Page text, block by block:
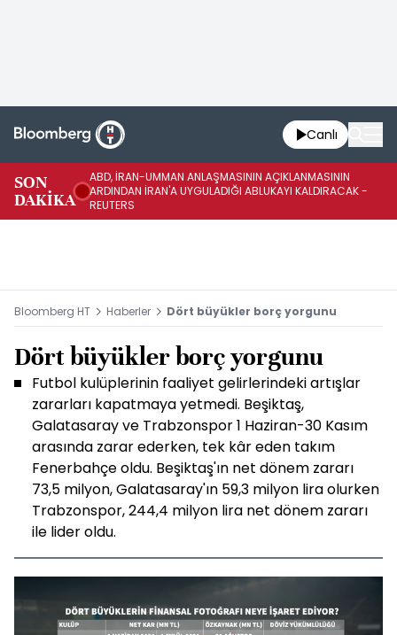
Canlı
SON
DAKİKA
ABD, İRAN-UMMAN ANLAŞMASININ AÇIKLANMASININ
ARDINDAN İRAN'A UYGULADIĞI ABLUKAYI KALDIRACAK -
REUTERS
Bloomberg HT Haberler Dört büyükler borç yorgunu
Dört büyükler borç yorgunu
Futbol kulüplerinin faaliyet gelirlerindeki artışlar
zararları kapatmaya yetmedi. Beşiktaş,
Galatasaray ve Trabzonspor 1 Haziran-30 Kasım
arasında zarar ederken, tek kâr eden takım
Fenerbahçe oldu. Beşiktaş'ın net dönem zararı
73,5 milyon, Galatasaray'ın 59,3 milyon lira olurken
Trabzonspor, 244,4 milyon lira net dönem zararı
ile lider oldu.